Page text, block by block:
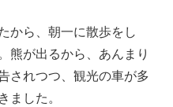
から、朝一に散歩をし
熊が出るから、あんまり
されつつ、観光の車が多
ました。